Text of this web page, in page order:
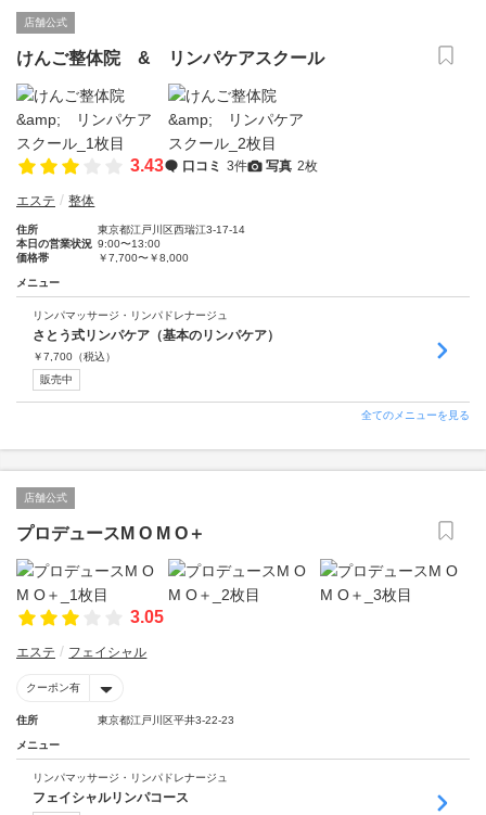
店舗公式
けんご整体院 & リンパケアスクール
3.43 口コミ 3件 写真 2枚
エステ 整体
住所
東京都江戸川区西瑞江3-17-14
本日の営業状況 9:00〜13:00
価格帯
￥7,700〜￥8,000
メニュー
リンパマッサージ・リンパドレナージュ
さとう式リンパケア（基本のリンパケア）
￥7,700 （税込）
販売中
全てのメニューを見る
店舗公式
プロデュースM O M O＋
3.05
エステ フェイシャル
クーポン有
住所 東京都江戸川区平井3-22-23
メニュー
リンパマッサージ・リンパドレナージュ
フェイシャルリンパコース